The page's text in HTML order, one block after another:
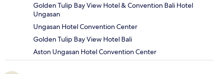
Golden Tulip Bay View Hotel & Convention Bali Hotel
Ungasan
Ungasan Hotel Convention Center
Golden Tulip Bay View Hotel Bali
Aston Ungasan Hotel Convention Center